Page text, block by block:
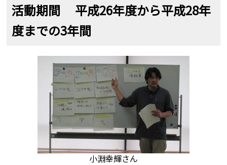
活動期間 平成26年度から平成28年
度までの3年間
小淵幸輝さん